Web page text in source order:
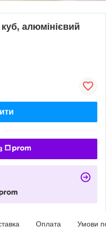
алюмінієвий
Оплата Умови